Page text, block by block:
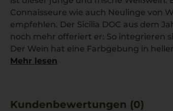
Connaisseure wie auch Neulinge von
empfehlen. Der Sicilia DOC aus dem
noch mehr offeriert er: So integrieren
Der Wein hat eine Farbgebung in
Trinktemperatur ist 8 °C. Er passt zu
Mehr lesen
Kundenbewertungen (0)